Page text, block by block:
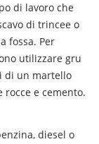
di lavoro che
di trincee o
fossa. Per
utilizzare gru
di un martello
rocce e cemento.
diesel o